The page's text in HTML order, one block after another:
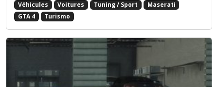
Véhicules Voitures Tuning / Sport
Maserati
GTA 4
Turismo